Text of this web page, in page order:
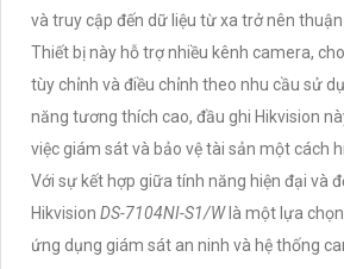
và truy cập đến dữ liệu từ xa trở nên
Thiết bị này hỗ trợ nhiều kênh camera,
tùy chỉnh và điều chỉnh theo nhu cầu sử
năng tương thích cao, đầu ghi Hikvision
việc giám sát và bảo vệ tài sản một cách
Với sự kết hợp giữa tính năng hiện đại và
Hikvision DS-7104NI-S1/Wlà một lựa
ứng dụng giám sát an ninh và hệ thống